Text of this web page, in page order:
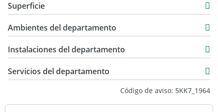
Venta
USD 69.000
Superficie
4,80 m2
40,50 m2
Ambientes del departamento
Instalaciones del departamento
Servicios del departamento
Código de aviso: 5KK7_1964